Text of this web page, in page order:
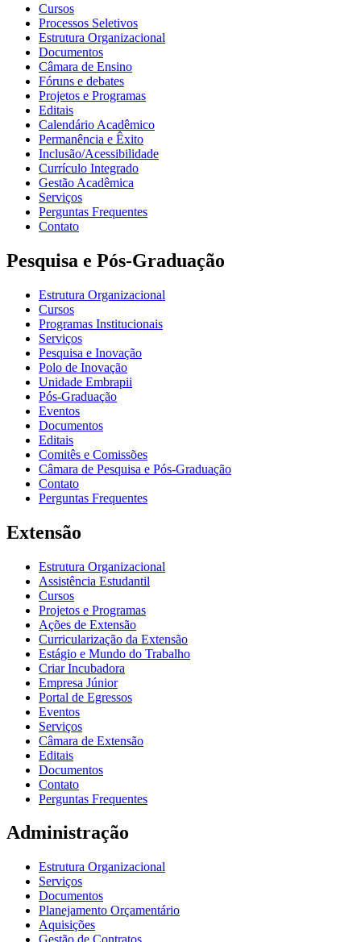
Cursos
Processos Seletivos
Estrutura Organizacional
Documentos
Câmara de Ensino
Fóruns e debates
Projetos e Programas
Editais
Calendário Acadêmico
Permanência e Êxito
Inclusão/Acessibilidade
Currículo Integrado
Gestão Acadêmica
Serviços
Perguntas Frequentes
Contato
Pesquisa e Pós-Graduação
Estrutura Organizacional
Cursos
Programas Institucionais
Serviços
Pesquisa e Inovação
Polo de Inovação
Unidade Embrapii
Pós-Graduação
Eventos
Documentos
Editais
Comitês e Comissões
Câmara de Pesquisa e Pós-Graduação
Contato
Perguntas Frequentes
Extensão
Estrutura Organizacional
Assistência Estudantil
Cursos
Projetos e Programas
Ações de Extensão
Curricularização da Extensão
Estágio e Mundo do Trabalho
Criar Incubadora
Empresa Júnior
Portal de Egressos
Eventos
Serviços
Câmara de Extensão
Editais
Documentos
Contato
Perguntas Frequentes
Administração
Estrutura Organizacional
Serviços
Documentos
Planejamento Orçamentário
Aquisições